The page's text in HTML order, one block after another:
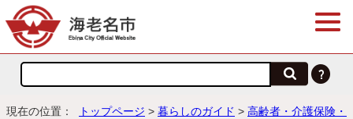
現在の位置： トップページ > 暮らしのガイド > 高齢者・介護保険・